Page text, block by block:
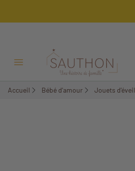
Ouvrir/Fermer menu
Accueil Bébé d'amour Jouets d'éveil